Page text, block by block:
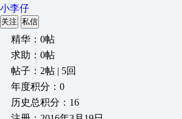
小李仔
关注 私信
精华：0帖
求助：0帖
帖子：2帖 | 5回
年度积分：0
历史总积分：16